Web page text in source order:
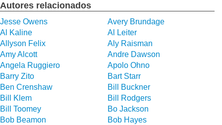
Autores relacionados
Jesse Owens
Avery Brundage
Al Kaline
Al Leiter
Allyson Felix
Aly Raisman
Amy Alcott
Andre Dawson
Angela Ruggiero
Apolo Ohno
Barry Zito
Bart Starr
Ben Crenshaw
Bill Buckner
Bill Klem
Bill Rodgers
Bill Toomey
Bo Jackson
Bob Beamon
Bob Hayes